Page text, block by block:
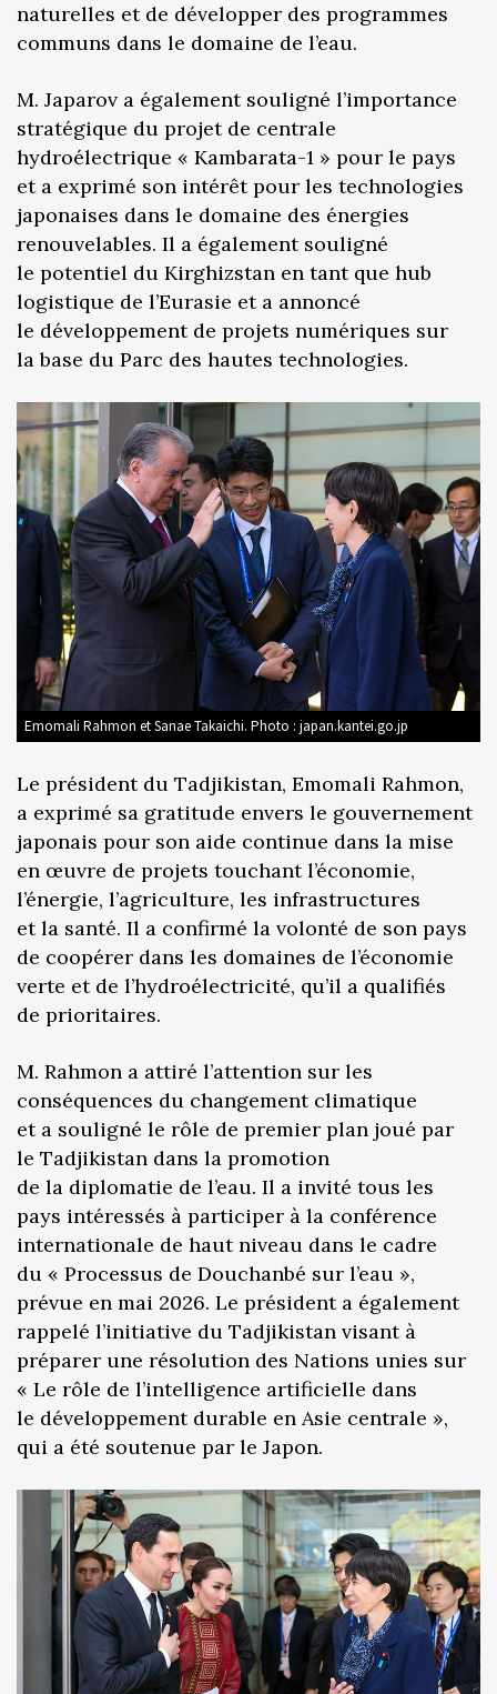
naturelles et de développer des programmes
communs dans le domaine de l’eau.
M. Japarov a également souligné l’importance
stratégique du projet de centrale
hydroélectrique « Kambarata-1 » pour le pays
et a exprimé son intérêt pour les technologies
japonaises dans le domaine des énergies
renouvelables. Il a également souligné
le potentiel du Kirghizstan en tant que hub
logistique de l’Eurasie et a annoncé
le développement de projets numériques sur
la base du Parc des hautes technologies.
Emomali Rahmon et Sanae Takaichi. Photo : japan.kantei.go.jp
Le président du Tadjikistan, Emomali Rahmon,
a exprimé sa gratitude envers le gouvernement
japonais pour son aide continue dans la mise
en œuvre de projets touchant l’économie,
l’énergie, l’agriculture, les infrastructures
et la santé. Il a confirmé la volonté de son pays
de coopérer dans les domaines de l’économie
verte et de l’hydroélectricité, qu’il a qualifiés
de prioritaires.
M. Rahmon a attiré l’attention sur les
conséquences du changement climatique
et a souligné le rôle de premier plan joué par
le Tadjikistan dans la promotion
de la diplomatie de l’eau. Il a invité tous les
pays intéressés à participer à la conférence
internationale de haut niveau dans le cadre
du « Processus de Douchanbé sur l’eau »,
prévue en mai 2026. Le président a également
rappelé l’initiative du Tadjikistan visant à
préparer une résolution des Nations unies sur
« Le rôle de l’intelligence artificielle dans
le développement durable en Asie centrale »,
qui a été soutenue par le Japon.